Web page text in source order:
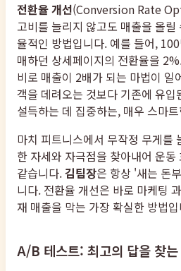
전환율 개선(Conversion Rate
고비를 늘리지 않고도 매출을 올
율적인 방법입니다. 예를 들어,
매하던 상세페이지의 전환율을
비로 매출이 2배가 되는 마법이 일
객을 데려오는 것보다 기존에 유
설득하는 데 집중하는, 매우 스마
마치 피트니스에서 무작정 무게를
한 자세와 자극점을 찾아내어 운
같습니다.김팀장은 항상 '새는 돈
니다. 전환율 개선은 바로 마케팅
재 매출을 막는 가장 확실한 방법
A/B 테스트: 최고의 답을 찾